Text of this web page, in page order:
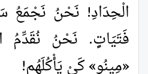
الْحِدَادِ! نَحْنُ نَجْمَعُ
فَتَيَاتٍ. نَحْنُ نُقَدِّمُ
«مِينُو»كَيْ يَأْكُلَهُم!